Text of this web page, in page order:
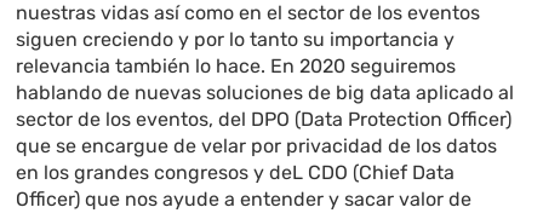
nuestras vidas así como en el sector de los eventos
siguen creciendo y por lo tanto su importancia y
relevancia también lo hace. En 2020 seguiremos
hablando de nuevas soluciones de big data aplicado al
sector de los eventos, del DPO (Data Protection Officer)
que se encargue de velar por privacidad de los datos
en los grandes congresos y deL CDO (Chief Data
Officer) que nos ayude a entender y sacar valor de